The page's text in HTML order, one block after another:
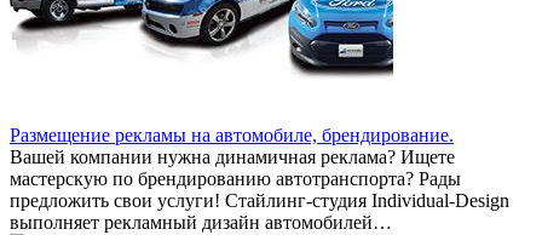
Размещение рекламы на автомобиле, брендирование.
Вашей компании нужна динамичная реклама? Ищете
мастерскую по брендированию автотранспорта? Рады
предложить свои услуги! Стайлинг-студия Individual-Design
выполняет рекламный дизайн автомобилей…